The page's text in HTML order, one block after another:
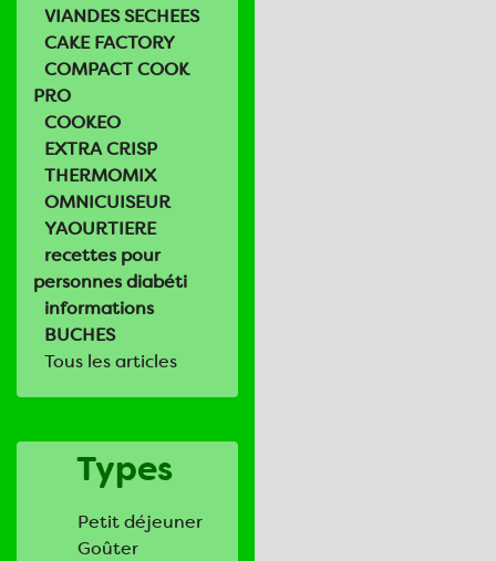
VIANDES SECHEES
CAKE FACTORY
COMPACT COOK
PRO
COOKEO
EXTRA CRISP
THERMOMIX
OMNICUISEUR
YAOURTIERE
recettes pour
personnes diabéti
informations
BUCHES
Tous les articles
Types
Petit déjeuner
Goûter